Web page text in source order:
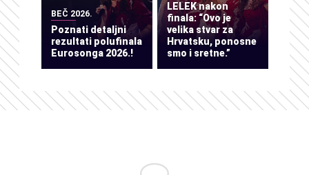
BEČ 2026.
Poznati detaljni
rezultati polufinala
Eurosonga 2026.!
LELEK nakon
finala: “Ovo je
velika stvar za
Hrvatsku, ponosne
smo i sretne.”